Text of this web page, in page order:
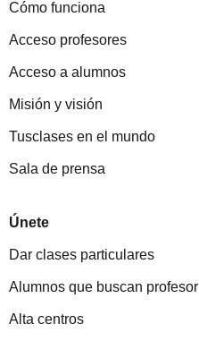
Cómo funciona
Acceso profesores
Acceso a alumnos
Misión y visión
Tusclases en el mundo
Sala de prensa
Únete
Dar clases particulares
Alumnos que buscan profesor
Alta centros